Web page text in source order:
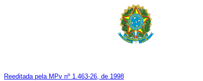
Reeditada pela MPv nº 1.463-26, de 1998